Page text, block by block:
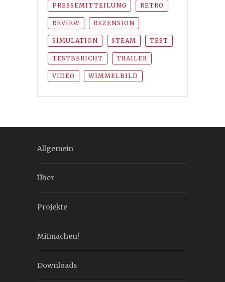
PRESSEMITTEILUNG RETRO
REVIEW REZENSION
SIMULATION STEAM TEST
TESTBERICHT TRAILER
VIDEO WIMMELBILD
Allgemein
Über
Projekte
Mitmachen!
Downloads